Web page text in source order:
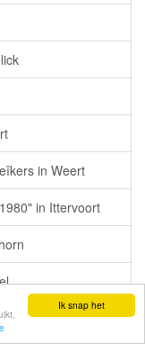
Ik snap het
in Weert
in Ittervoort